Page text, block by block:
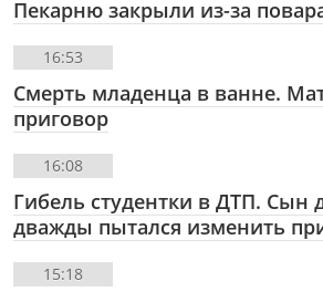
Пекарню закрыли из-за
16:53
Смерть младенца в ванне.
приговор
16:08
Гибель студентки в ДТП. Сын
дважды пытался изменить
15:18